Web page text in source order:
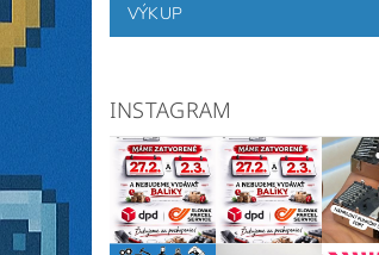
VÝKUP
INSTAGRAM